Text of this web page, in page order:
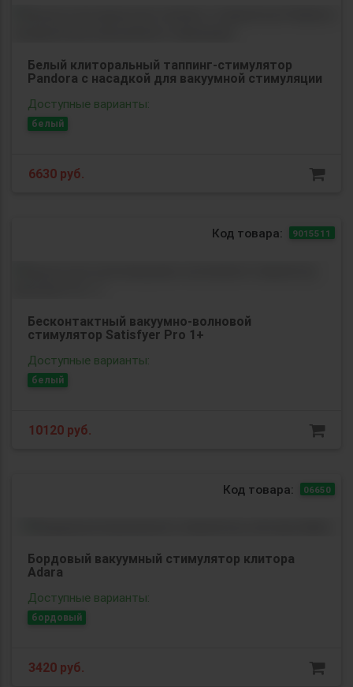
Белый клиторальный таппинг-стимулятор
Pandora с насадкой для вакуумной стимуляции
Доступные варианты:
белый
6630 руб.
Код товара: 9015511
Бесконтактный вакуумно-волновой
стимулятор Satisfyer Pro 1+
Доступные варианты:
белый
10120 руб.
Код товара: 06650
Бордовый вакуумный стимулятор клитора
Adara
Доступные варианты:
бордовый
3420 руб.